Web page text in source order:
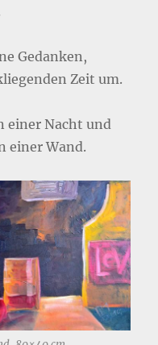
Gedanken,
Zeit um.
einer Nacht und
einer Wand.